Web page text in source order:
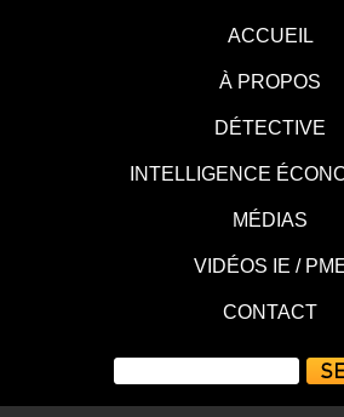
ACCUEIL
À PROPOS
DÉTECTIVE
INTELLIGENCE
MÉDIAS
VIDÉOS IE /
CONTACT